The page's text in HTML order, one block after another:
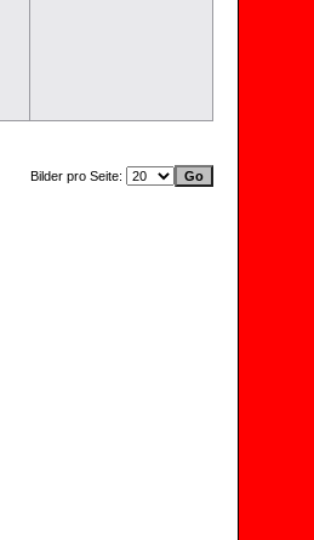
Bilder pro Seite: